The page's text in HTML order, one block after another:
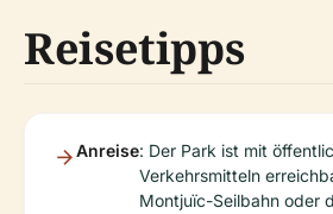
Reisetipps
Anreise: Der Park ist mit
Verkehrsmitteln
Montjuïc-Seilbahn oder